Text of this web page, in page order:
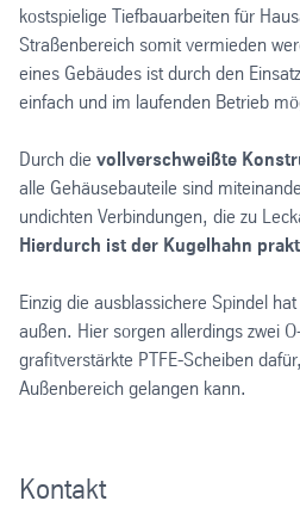
kostspielige Tiefbauarbeiten für
Straßenbereich somit vermieden
eines Gebäudes ist durch den
einfach und im laufenden Betrieb
Durch die vollverschweißte
alle Gehäusebauteile sind
undichten Verbindungen, die zu
Hierdurch ist der Kugelhahn
Einzig die ausblassichere Spindel
außen. Hier sorgen allerdings zwei
grafitverstärkte PTFE-Scheiben
Außenbereich gelangen kann.
Kontakt